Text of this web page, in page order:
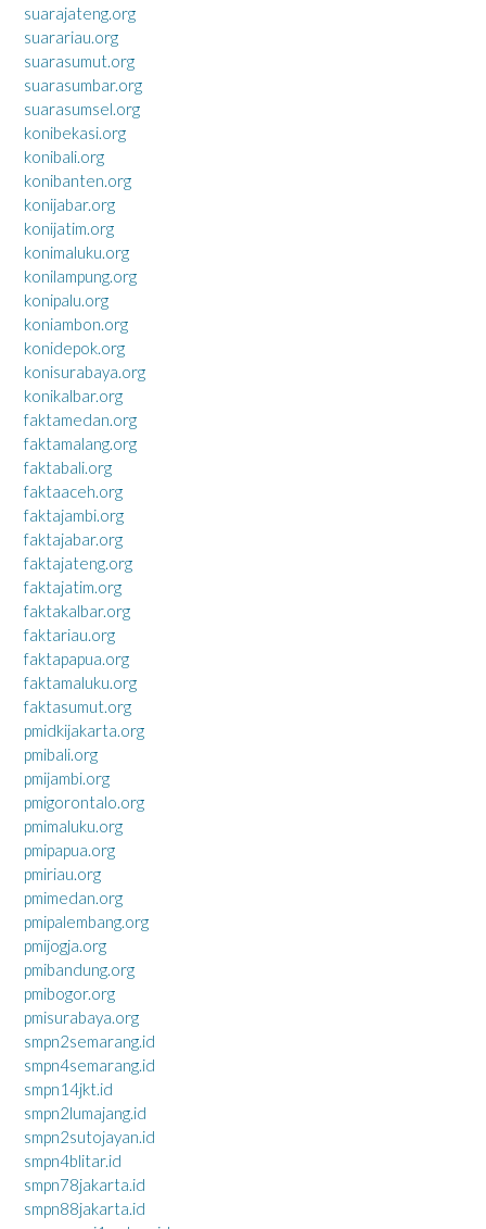
suarajateng.org
suarariau.org
suarasumut.org
suarasumbar.org
suarasumsel.org
konibekasi.org
konibali.org
konibanten.org
konijabar.org
konijatim.org
konimaluku.org
konilampung.org
konipalu.org
koniambon.org
konidepok.org
konisurabaya.org
konikalbar.org
faktamedan.org
faktamalang.org
faktabali.org
faktaaceh.org
faktajambi.org
faktajabar.org
faktajateng.org
faktajatim.org
faktakalbar.org
faktariau.org
faktapapua.org
faktamaluku.org
faktasumut.org
pmidkijakarta.org
pmibali.org
pmijambi.org
pmigorontalo.org
pmimaluku.org
pmipapua.org
pmiriau.org
pmimedan.org
pmipalembang.org
pmijogja.org
pmibandung.org
pmibogor.org
pmisurabaya.org
smpn2semarang.id
smpn4semarang.id
smpn14jkt.id
smpn2lumajang.id
smpn2sutojayan.id
smpn4blitar.id
smpn78jakarta.id
smpn88jakarta.id